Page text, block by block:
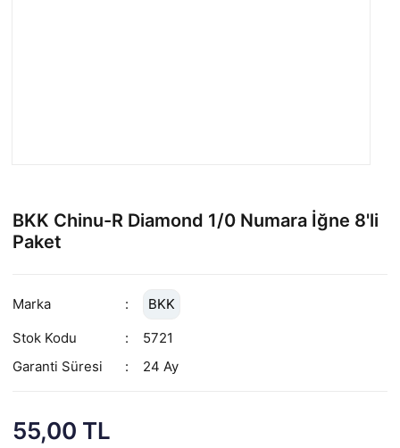
BKK Chinu-R Diamond 1/0 Numara İğne 8'li
Paket
Marka
BKK
Stok Kodu
5721
Garanti Süresi
24 Ay
55,00 TL